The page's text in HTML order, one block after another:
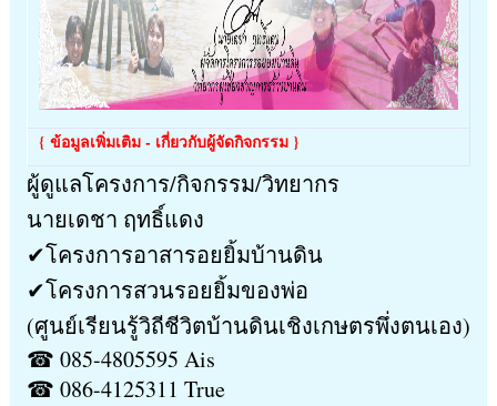
{ ข้อมูลเพิ่มเติม - เกี่ยวกับผู้จัดกิจกรรม }
ผู้ดูแลโครงการ/กิจกรรม/วิทยากร
นายเดชา ฤทธิ์แดง
✔โครงการอาสารอยยิ้มบ้านดิน
✔โครงการสวนรอยยิ้มของพ่อ
(ศูนย์เรียนรู้วิถีชีวิตบ้านดินเชิงเกษตรพึ่งตนเอง)
☎ 085-4805595 Ais
☎ 086-4125311 True